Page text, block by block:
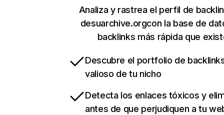
Analiza y rastrea el perfil de
desuarchive.orgcon la base de
backlinks más rápida que
Descubre el portfolio de
valioso de tu nicho
Detecta los enlaces tóxicos y
antes de que perjudiquen a tu